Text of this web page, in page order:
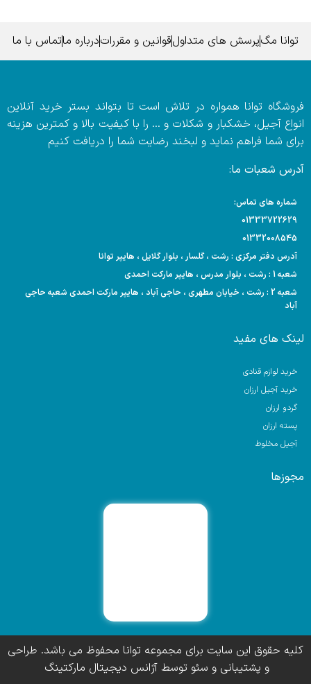
توانا مگپرسش های متداولقوانین و مقرراتدرباره ماتماس با ما
فروشگاه توانا همواره در تلاش است تا بتواند بستر خرید آنلاین
انواع آجیل، خشکبار و شکلات و … را با کیفیت بالا و کمترین هزینه
برای شما فراهم نماید و لبخند رضایت شما را دریافت کنیم
آدرس شعبات ما:
شماره های تماس:
01333722629
01332008545
آدرس دفتر مرکزی : رشت ، گلسار ، بلوار گلایل ، هایپر توانا
شعبه 1 : رشت ، بلوار مدرس ، هایپر مارکت احمدی
شعبه 2 : رشت ، خیابان مطهری ، حاجی آباد ، هایپر مارکت احمدی شعبه حاجی
آباد
لینک های مفید
خرید لوازم قنادی
خرید آجیل ارزان
گردو ارزان
پسته ارزان
آجیل مخلوط
مجوزها
کلیه حقوق این سایت برای مجموعه توانا محفوظ می باشد. طراحی
و پشتیبانی و سئو توسط آژانس دیجیتال مارکتینگ